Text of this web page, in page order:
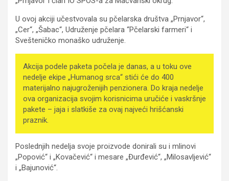
U ovoj akciji učestvovala su pčelarska društva „Prnjavor“,
„Cer“, „Šabac“, Udruženje pčelara “Pčelarski farmeri“ i
Svešteničko monaško udruženje.
Akcija podele paketa počela je danas, a u toku ove
nedelje ekipe „Humanog srca“ stići će do 400
materijalno najugroženijih penzionera. Do kraja nedelje
ova organizacija svojim korisnicima uručiće i vaskršnje
pakete – jaja i slatkiše za ovaj najveći hrišćanski
praznik.
Poslednjih nedelja svoje proizvode donirali su i mlinovi
„Popović“ i „Kovačević“ i mesare „Đurđević“, „Milosavljević“
i „Bajunović“.